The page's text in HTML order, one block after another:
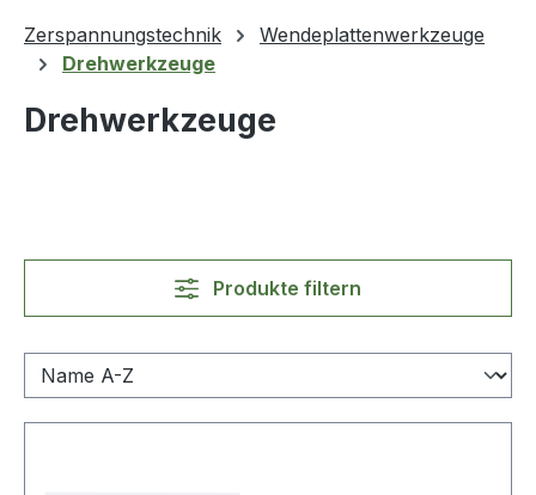
Zerspannungstechnik
Wendeplattenwerkzeuge
Drehwerkzeuge
Drehwerkzeuge
Produkte filtern